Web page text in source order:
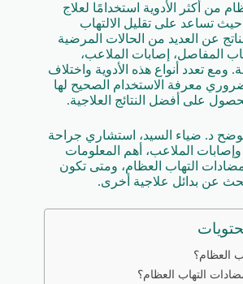
من أكثر الأدوية استخدامًا لعلاج
حيث تساعد على تقليل الالتهاب
عن العديد من الحالات المرضية
المفاصل، إصابات الملاعب،
ومع تعدد أنواع هذه الأدوية واختلاف
معرفة الاستخدام الصحيح لها
على أفضل النتائج العلاجية.
د. ضياء السيد، استشاري جراحة
وإصابات الملاعب، أهم المعلومات
التهاب العظام، ومتى تكون
عن بدائل علاجية أخرى.
العظام؟
التهاب العظام؟